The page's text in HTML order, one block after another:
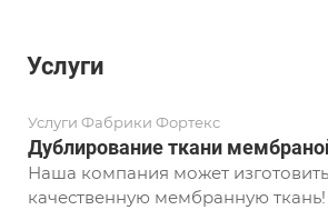
Услуги
Услуги Фабрики Фортекс
Дублирование ткани
Наша компания может изготовить
качественную мембранную ткань!